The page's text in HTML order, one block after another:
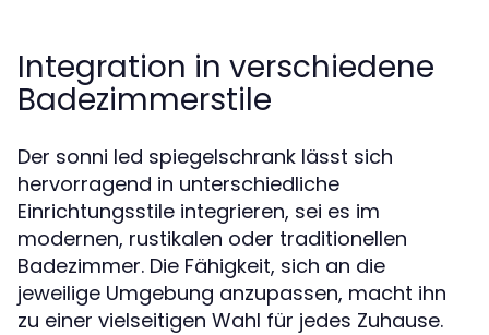
Integration in verschiedene
Badezimmerstile
Der sonni led spiegelschrank lässt sich
hervorragend in unterschiedliche
Einrichtungsstile integrieren, sei es im
modernen, rustikalen oder traditionellen
Badezimmer. Die Fähigkeit, sich an die
jeweilige Umgebung anzupassen, macht ihn
zu einer vielseitigen Wahl für jedes Zuhause.